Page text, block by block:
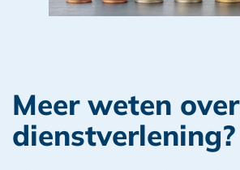
Meer weten over
dienstverlening?